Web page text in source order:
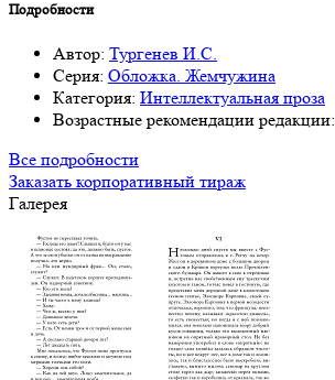
Подробности
Автор: Тургенев И.С.
Серия: Обложка. Жемчужина
Категория: Интеллектуальная проза
Возрастные рекомендации редакции:
Все подробности
Заказать корпоративный тираж
Галерея